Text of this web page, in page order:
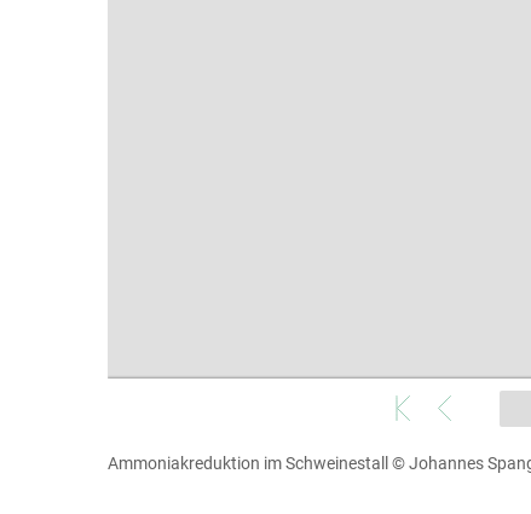
Ammoniakreduktion im Schweinestall © Johannes